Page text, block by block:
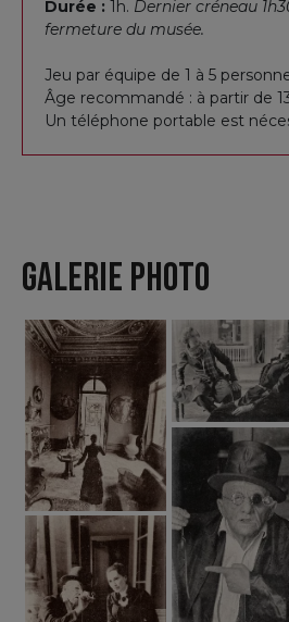
Durée : 1h. Dernier créneau
fermeture du musée.
Jeu par équipe de 1 à 5
Âge recommandé : à partir de
Un téléphone portable est
GALERIE PHOTO